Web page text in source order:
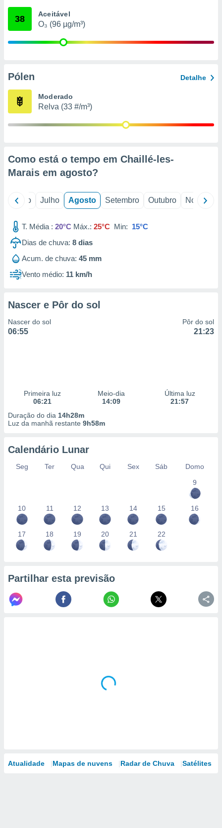
através
estudos
1199
38 Aceitável
O₃ (96 µg/m³)
Pólen Detalhe
Moderado
Relva (33 #/m³)
Como está o tempo em Chaillé-les-
Marais em agosto?
Junho Julho Agosto Setembro Outubro Novembro
T. Média : 20°C Máx.: 25°C Min: 15°C
Dias de chuva: 8 dias
Acum. de chuva: 45 mm
Vento médio: 11 km/h
Nascer e Pôr do sol
Nascer do sol
06:55
Pôr do sol
21:23
Primeira luz
06:21
Meio-dia
14:09
Última luz
21:57
Duração do dia 14h28m
Luz da manhã restante 9h58m
Calendário Lunar
Seg Ter Qua Qui Sex Sáb
Domo
9
10 11 12 13 14 15 16
17 18 19 20 21 22
Partilhar esta previsão
Atualidade Mapas de nuvens Radar de Chuva Satélites